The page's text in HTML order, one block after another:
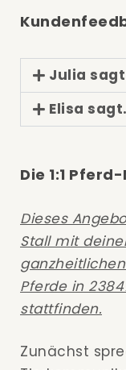
Julia
Elisa
Die 1:1
Dieses
Stall mit
Pferde in
stattfinden.
Zunächst